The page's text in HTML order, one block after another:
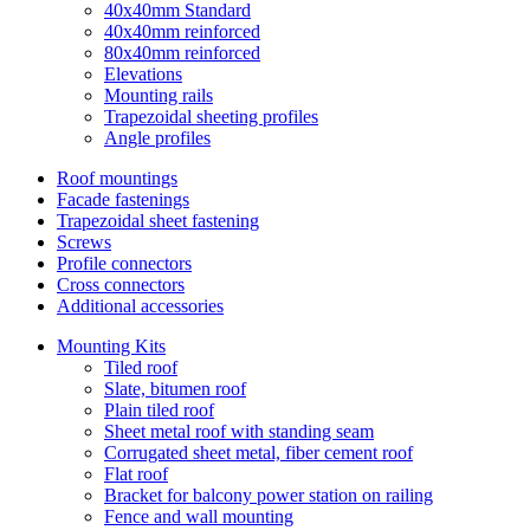
40x40mm Standard
40x40mm reinforced
80x40mm reinforced
Elevations
Mounting rails
Trapezoidal sheeting profiles
Angle profiles
Roof mountings
Facade fastenings
Trapezoidal sheet fastening
Screws
Profile connectors
Cross connectors
Additional accessories
Mounting Kits
Tiled roof
Slate, bitumen roof
Plain tiled roof
Sheet metal roof with standing seam
Corrugated sheet metal, fiber cement roof
Flat roof
Bracket for balcony power station on railing
Fence and wall mounting